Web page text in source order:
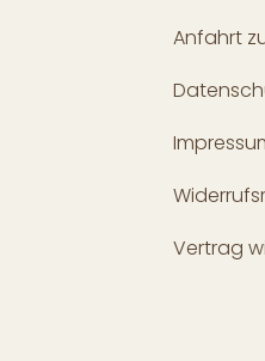
Anfahrt
Vertrag